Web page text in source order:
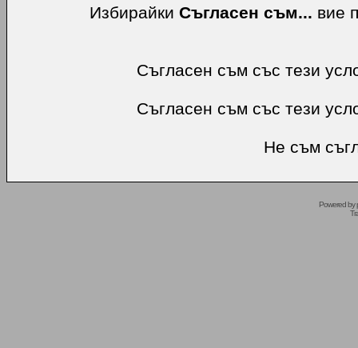
Избирайки Съгласен съм... вие
Съгласен съм със тези
Съгласен съм със тези
Не съм
Powered by